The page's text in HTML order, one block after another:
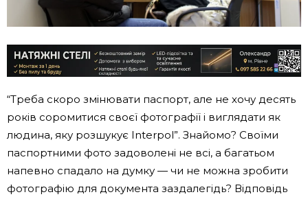
“Треба скоро змінювати паспорт, але не хочу десять
років соромитися своєї фотографії і виглядати як
людина, яку розшукує Interpol”. Знайомо? Своїми
паспортними фото задоволені не всі, а багатьом
напевно спадало на думку — чи не можна зробити
фотографію для документа заздалегідь? Відповідь